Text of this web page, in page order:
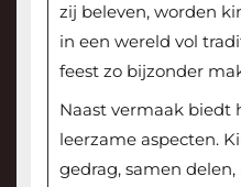
zij beleven, worden
in een wereld vol
feest zo bijzonder
Naast vermaak biedt
leerzame aspecten.
gedrag, samen